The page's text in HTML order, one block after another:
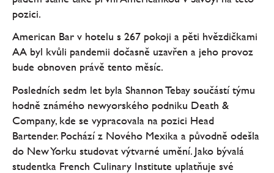
pozici.
American Bar v hotelu s 267 pokoji a pěti hvězdičkami
AA byl kvůli pandemii dočasně uzavřen a jeho provoz
bude obnoven právě tento měsíc.
Posledních sedm let byla Shannon Tebay součástí týmu
hodně známého newyorského podniku Death &
Company, kde se vypracovala na pozici Head
Bartender. Pochází z Nového Mexika a původně odešla
do New Yorku studovat výtvarné umění. Jako bývalá
studentka French Culinary Institute uplatňuje své